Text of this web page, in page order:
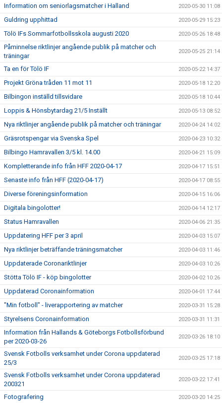
Information om seniorlagsmatcher i Halland 2020-05-30 11:08
Guldring upphittad 2020-05-29 15:23
Tölö IFs Sommarfotbollsskola augusti 2020 2020-05-26 18:48
Påminnelse riktlinjer angående publik på matcher och
träningar
2020-05-25 21:14
Ta en för Tölö IF 2020-05-22 14:37
Projekt Gröna tråden 11 mot 11 2020-05-18 12:20
Bilbingon inställd tillsvidare 2020-05-18 10:44
Loppis & Hönsbytardag 21/5 Inställt 2020-05-13 08:52
Nya riktlinjer angående publik på matcher och träningar 2020-04-24 14:02
Gräsrotspengar via Svenska Spel 2020-04-23 10:32
Bilbingo Hamravallen 3/5 kl. 14.00 2020-04-21 15:09
Kompletterande info från HFF 2020-04-17 2020-04-17 15:51
Senaste info från HFF (2020-04-17) 2020-04-17 08:55
Diverse föreningsinformation 2020-04-15 16:06
Digitala bingolotter! 2020-04-14 12:17
Status Hamravallen 2020-04-06 21:35
Uppdatering HFF per 3 april 2020-04-03 15:07
Nya riktlinjer beträffande träningsmatcher 2020-04-03 11:46
Uppdaterade Coronariktlinjer 2020-04-03 10:26
Stötta Tölö IF - köp bingolotter 2020-04-02 10:26
Uppdaterad Coronainformation 2020-04-01 17:44
"Min fotboll" - liverapportering av matcher 2020-03-31 15:28
Styrelsens Coronainformation 2020-03-31 11:31
Information från Hallands & Göteborgs Fotbollsförbund
per 2020-03-26
2020-03-26 18:10
Svensk Fotbolls verksamhet under Corona uppdaterad
25/3
2020-03-25 17:18
Svensk Fotbolls verksamhet under Corona uppdaterad
200321
2020-03-22 17:41
Fotografering 2020-03-20 14:25